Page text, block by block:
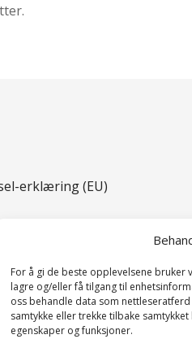
For å gi de beste opplevelsene
lagre og/eller få tilgang til
oss behandle data som
samtykke eller trekke tilbake
egenskaper og funksjoner.
erklæring (EU)